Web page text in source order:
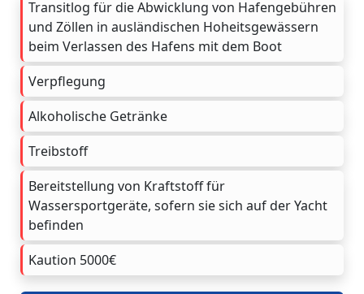
Transitlog für die Abwicklung von Hafengebühren
und Zöllen in ausländischen Hoheitsgewässern
beim Verlassen des Hafens mit dem Boot
Verpflegung
Alkoholische Getränke
Treibstoff
Bereitstellung von Kraftstoff für
Wassersportgeräte, sofern sie sich auf der Yacht
befinden
Kaution 5000€